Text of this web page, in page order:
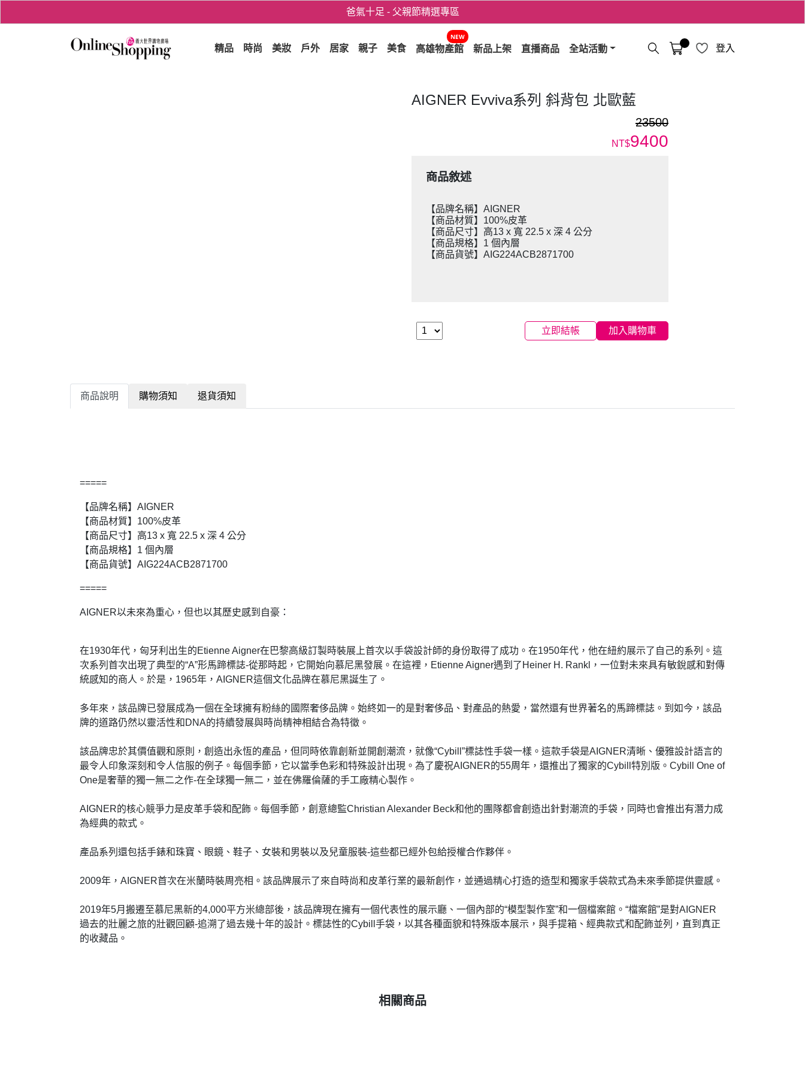
爸氣十足 - 父親節精選專區
用心愛你！七夕星選禮遇！
精品 時尚 美妝 戶外 居家 親子 美食 高雄物產館
NEW
新品上架 直播商品 全站活動 登入
AIGNER Evviva系列 斜背包 北歐藍
23500
NT$9400
商品敘述
【品牌名稱】AIGNER
【商品材質】100%皮革
【商品尺寸】高13 x 寬 22.5 x 深 4 公分
【商品規格】1 個內層
【商品貨號】AIG224ACB2871700
商品說明 購物須知 退貨須知
=====
【品牌名稱】AIGNER
【商品材質】100%皮革
【商品尺寸】高13 x 寬 22.5 x 深 4 公分
【商品規格】1 個內層
【商品貨號】AIG224ACB2871700
=====
AIGNER以未來為重心，但也以其歷史感到自豪：
在1930年代，匈牙利出生的Etienne Aigner在巴黎高級訂製時裝展上首次以手袋設計師的身份取得了成功。在1950年代，他在紐約展示了自己的系列。這
次系列首次出現了典型的“A”形馬蹄標誌-從那時起，它開始向慕尼黑發展。在這裡，Etienne Aigner遇到了Heiner H. Rankl，一位對未來具有敏銳感和對傳
統感知的商人。於是，1965年，AIGNER這個文化品牌在慕尼黑誕生了。
多年來，該品牌已發展成為一個在全球擁有粉絲的國際奢侈品牌。始終如一的是對奢侈品、對產品的熱愛，當然還有世界著名的馬蹄標誌。到如今，該品
牌的道路仍然以靈活性和DNA的持續發展與時尚精神相結合為特徵。
該品牌忠於其價值觀和原則，創造出永恆的產品，但同時依靠創新並開創潮流，就像“Cybill”標誌性手袋一樣。這款手袋是AIGNER清晰、優雅設計語言的
最令人印象深刻和令人信服的例子。每個季節，它以當季色彩和特殊設計出現。為了慶祝AIGNER的55周年，還推出了獨家的Cybill特別版。Cybill One of
One是奢華的獨一無二之作-在全球獨一無二，並在佛羅倫薩的手工廠精心製作。
AIGNER的核心競爭力是皮革手袋和配飾。每個季節，創意總監Christian Alexander Beck和他的團隊都會創造出針對潮流的手袋，同時也會推出有潛力成
為經典的款式。
產品系列還包括手錶和珠寶、眼鏡、鞋子、女裝和男裝以及兒童服裝-這些都已經外包給授權合作夥伴。
2009年，AIGNER首次在米蘭時裝周亮相。該品牌展示了來自時尚和皮革行業的最新創作，並通過精心打造的造型和獨家手袋款式為未來季節提供靈感。
2019年5月搬遷至慕尼黑新的4,000平方米總部後，該品牌現在擁有一個代表性的展示廳、一個內部的“模型製作室”和一個檔案館。“檔案館”是對AIGNER
過去的壯麗之旅的壯觀回顧-追溯了過去幾十年的設計。標誌性的Cybill手袋，以其各種面貌和特殊版本展示，與手提箱、經典款式和配飾並列，直到真正
的收藏品。
相關商品